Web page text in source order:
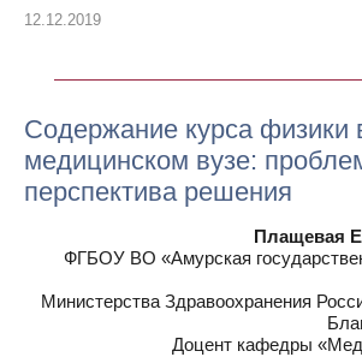
12.12.2019
Содержание курса физики
медицинском вузе:
перспектива решения
Плащевая
ФГБОУ ВО «Амурская
Министерства Здравоохранения
Доцент кафедры